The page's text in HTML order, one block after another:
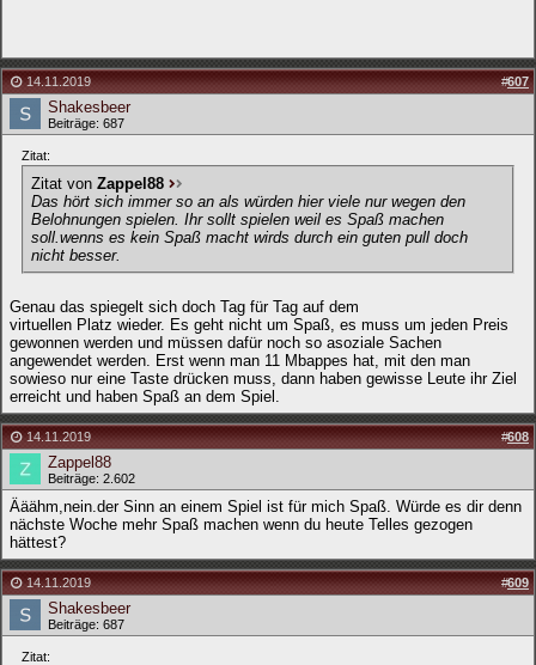
14.11.2019 #607
Shakesbeer
Beiträge: 687
Zitat:
Zitat von Zappel88
Das hört sich immer so an als würden hier viele nur wegen den
Belohnungen spielen. Ihr sollt spielen weil es Spaß machen
soll.wenns es kein Spaß macht wirds durch ein guten pull doch
nicht besser.
Genau das spiegelt sich doch Tag für Tag auf dem
virtuellen Platz wieder. Es geht nicht um Spaß, es muss um jeden Preis
gewonnen werden und müssen dafür noch so asoziale Sachen
angewendet werden. Erst wenn man 11 Mbappes hat, mit den man
sowieso nur eine Taste drücken muss, dann haben gewisse Leute ihr Ziel
erreicht und haben Spaß an dem Spiel.
14.11.2019 #608
Zappel88
Beiträge: 2.602
Ääähm,nein.der Sinn an einem Spiel ist für mich Spaß. Würde es dir denn
nächste Woche mehr Spaß machen wenn du heute Telles gezogen
hättest?
14.11.2019 #609
Shakesbeer
Beiträge: 687
Zitat: